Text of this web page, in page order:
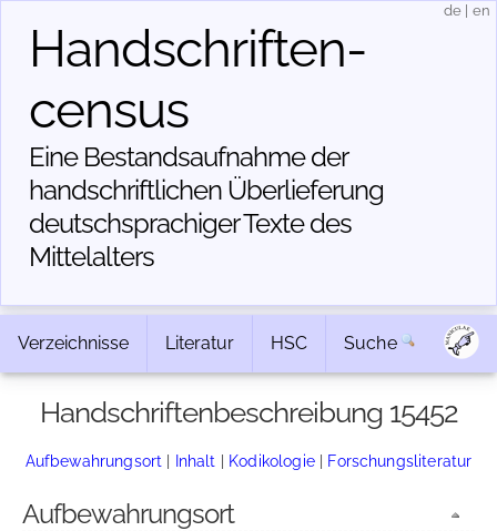
Handschriften­
census
Eine Bestandsaufnahme der
handschriftlichen Über­lieferung
deutschsprachiger Texte des
Mittelalters
de en
Verzeichnisse Literatur HSC Suche
Handschriftenbeschreibung 15452
Aufbewahrungsort | Inhalt | Kodikologie| Forschungsliteratur
Aufbewahrungsort